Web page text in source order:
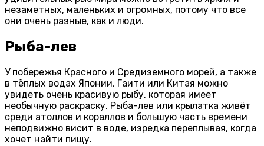
незаметных, маленьких и огромных, потому что все
они очень разные, как и люди.
Рыба-лев
У побережья Красного и Средиземного морей, а также
в тёплых водах Японии, Гаити или Китая можно
увидеть очень красивую рыбу, которая имеет
необычную раскраску. Рыба-лев или крылатка живёт
среди атоллов и кораллов и большую часть времени
неподвижно висит в воде, изредка переплывая, когда
хочет найти пищу.